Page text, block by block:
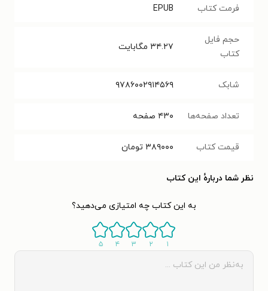
فرمت کتاب EPUB
حجم فایل
کتاب
۳۴.۲۷ مگابایت
شابک ۹۷۸۶۰۰۲۹۱۴۵۶۹
تعداد صفحه‌ها ۴۳۰ صفحه
قیمت کتاب ۳۸۹۰۰۰ تومان
نظر شما دربارهٔ این کتاب
به این کتاب چه امتیازی می‌دهید؟
۱ ۲ ۳ ۴ ۵